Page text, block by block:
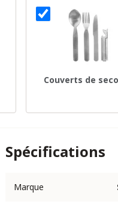
Couverts de
Spécifications
Marque